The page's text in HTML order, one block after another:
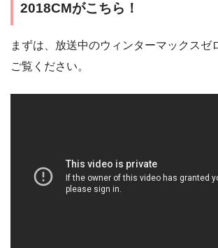
2018CMがこちら！
まずは、放送中のウィンターマックスゼ
ご覧ください。